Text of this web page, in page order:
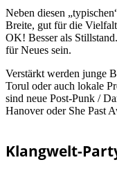
Neben diesen
Breite, gut für die
OK! Besser als
für Neues sein.
Verstärkt werden junge
Torul oder auch lokale
sind neue Post-Punk /
Hanover oder She Past
Klangwelt-